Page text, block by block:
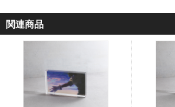
関連商品